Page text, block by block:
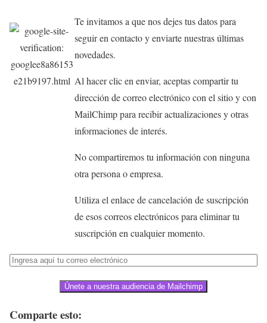
Te invitamos a que nos dejes tus datos para
seguir en contacto y enviarte nuestras últimas
novedades.
Al hacer clic en enviar, aceptas compartir tu
dirección de correo electrónico con el sitio y con
MailChimp para recibir actualizaciones y otras
informaciones de interés.
No compartiremos tu información con ninguna
otra persona o empresa.
Utiliza el enlace de cancelación de suscripción
de esos correos electrónicos para eliminar tu
suscripción en cualquier momento.
Únete a nuestra audiencia de Mailchimp
Comparte esto: